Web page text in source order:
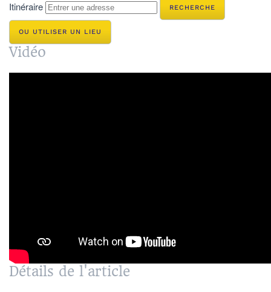
Itinéraire
OU UTILISER UN LIEU
Vidéo
Détails de l'article